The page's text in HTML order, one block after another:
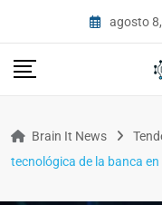
agosto
Brain It News
tecnológica de la banca